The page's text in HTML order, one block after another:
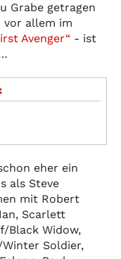
Grabe getragen
vor allem im
Avenger“ - ist
eher ein
als Steve
mit Robert
Scarlett
Black Widow,
Soldier,